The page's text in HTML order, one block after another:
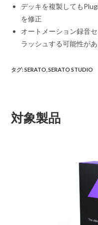
デッキを複製しても
を修正
オートメーション録音
ラッシュする可能性が
タグ:SERATO SERATO STUDIO
対象製品